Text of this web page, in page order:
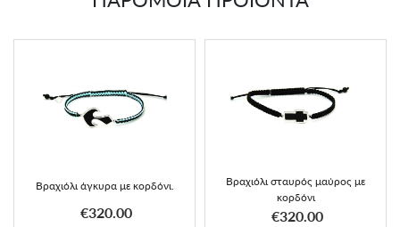
Βραχιόλι άγκυρα με κορδόνι.
€320.00
Βραχιόλι σταυρός μαύρος με
κορδόνι
€320.00